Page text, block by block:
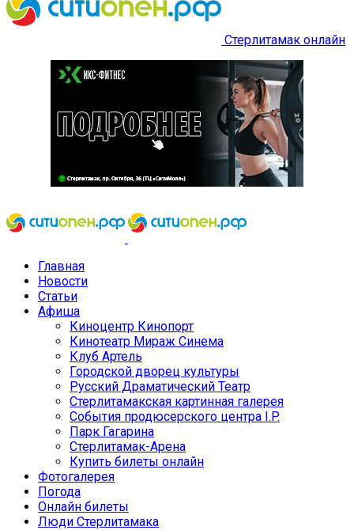
Стерлитамак онлайн
Главная
Новости
Статьи
Афиша
Киноцентр Кинопорт
Кинотеатр Мираж Синема
Клуб Артель
Городской дворец культуры
Русский Драматический Театр
Стерлитамакская картинная галерея
События продюсерского центра I.P.
Парк Гагарина
Стерлитамак-Арена
Купить билеты онлайн
Фотогалерея
Погода
Онлайн билеты
Люди Стерлитамака